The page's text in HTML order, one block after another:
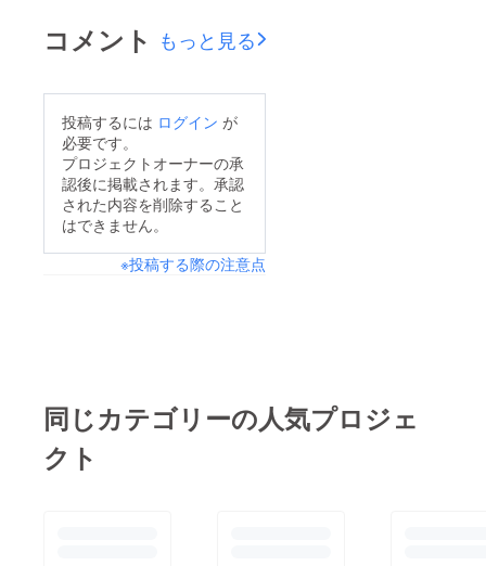
コメント もっと見る
投稿するには ログイン が
必要です。
プロジェクトオーナーの承
認後に掲載されます。承認
された内容を削除すること
はできません。
※投稿する際の注意点
同じカテゴリーの人気プロジェ
クト